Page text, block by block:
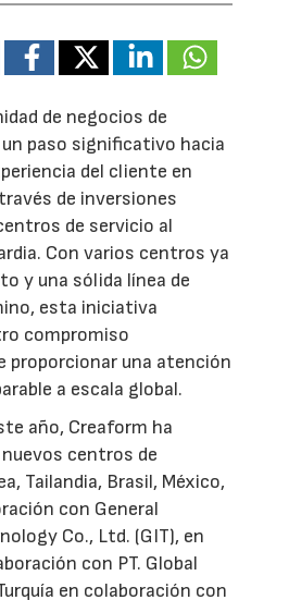
de negocios de
paso significativo hacia
del cliente en
de inversiones
de servicio al
Con varios centros ya
y una sólida línea de
esta iniciativa
compromiso
proporcionar una atención
a escala global.
año, Creaform ha
centros de
Tailandia, Brasil, México,
con General
Co., Ltd. (GIT), en
con PT. Global
en colaboración con